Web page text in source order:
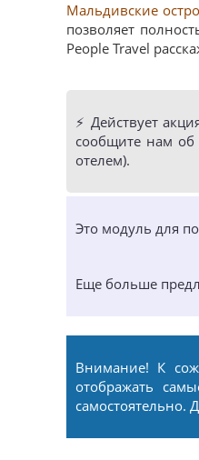
Мальдивские
позволяет
People Travel
⚡️ Действует
сообщите нам
отелем).
Это модуль для
Еще больше
Внимание! К
отображать
самостоятельно.